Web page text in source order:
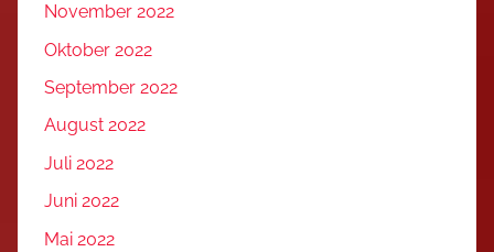
November 2022
Oktober 2022
September 2022
August 2022
Juli 2022
Juni 2022
Mai 2022